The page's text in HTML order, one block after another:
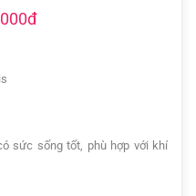
sức sống tốt, phù hợp với khí